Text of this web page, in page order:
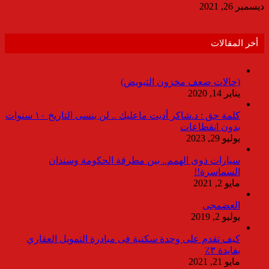
ديسمبر 26, 2021
أخر المقالات
(حالات ضعف مخزون التبويض)
يناير 14, 2020
كلمة حق : د.شاكر أديت ماعليك .. لن ينسى التاريخ ١٠ سنوات
بدون انقطاعات
يوليو 29, 2023
سيارات ذوى الهمم.. بين مطرقة الحكومة وسندان
السماسرة!!
مايو 2, 2021
العضمجى
يوليو 2, 2019
كيف تقدم على وحدة سكنية فى مبادرة التمويل العقاري
بفايدة ٣٪
مايو 21, 2021